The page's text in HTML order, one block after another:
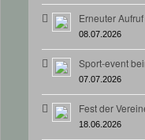
Erneuter
08.07.2026
Sport-event
07.07.2026
Fest der
18.06.2026